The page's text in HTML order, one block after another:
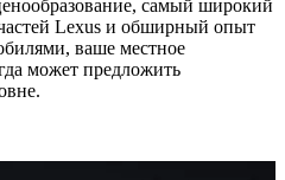
самый широкий
Lexus и обширный опыт
ваше местное
может предложить